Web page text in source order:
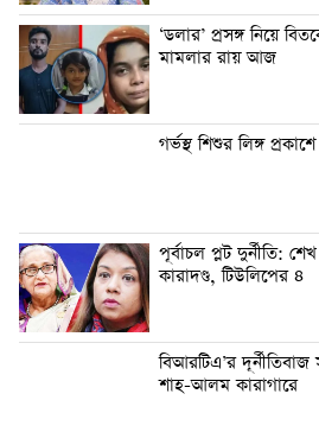
‘ডলার’ প্রসঙ্গ নিয়ে
মামলার রায় আজ
গর্ভস্থ শিশুর লিঙ্গ
পূর্বাচল প্লট দুর্নীতি:
কারাদণ্ড, টিউলিপের ৪
বিআরটিএ’র
শাহ-আলম কারাগারে